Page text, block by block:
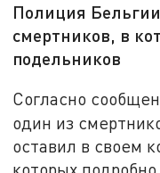
Полиция Бельгии
смертников, в
подельников
Согласно
один из
оставил в своем
которых